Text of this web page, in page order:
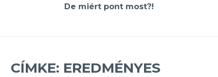
De miért pont most?!
CÍMKE: EREDMÉNYES